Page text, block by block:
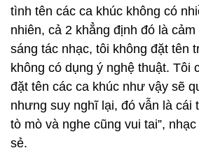
tình tên các ca khúc không có
nhiên, cả 2 khẳng định đó là cảm
sáng tác nhạc, tôi không đặt tên
không có dụng ý nghệ thuật. Tôi
đặt tên các ca khúc như vậy sẽ
nhưng suy nghĩ lại, đó vẫn là cái
tò mò và nghe cũng vui tai”,
sẻ.